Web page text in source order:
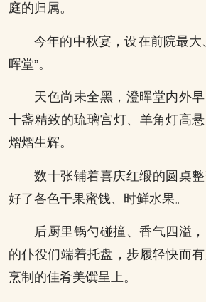
庭的归属。
今年的中秋宴，设在前院最大
晖堂”。
天色尚未全黑，澄晖堂内外
十盏精致的琉璃宫灯、羊角灯高
熠熠生辉。
数十张铺着喜庆红缎的圆桌
好了各色干果蜜饯、时鲜水果。
后厨里锅勺碰撞、香气四溢
的仆役们端着托盘，步履轻快而
烹制的佳肴美馔呈上。